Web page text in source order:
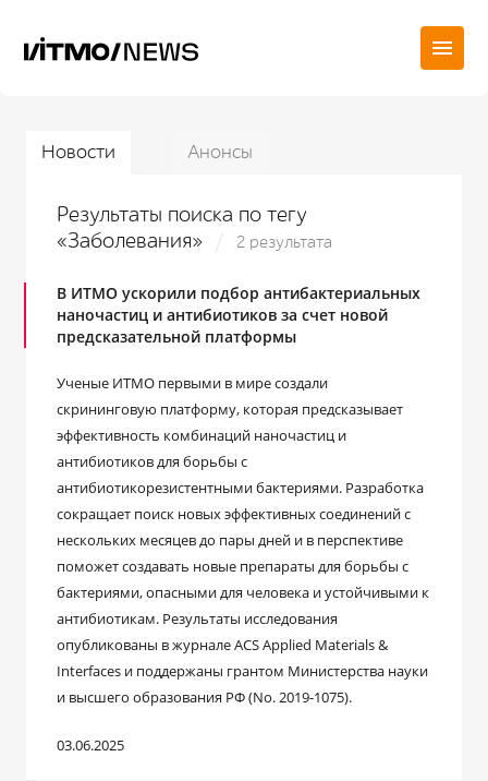
Новости Анонсы
Результаты поиска по тегу
«Заболевания»
2 результата
В ИТМО ускорили подбор антибактериальных
наночастиц и антибиотиков за счет новой
предсказательной платформы
Ученые ИТМО первыми в мире создали
скрининговую платформу, которая предсказывает
эффективность комбинаций наночастиц и
антибиотиков для борьбы с
антибиотикорезистентными бактериями. Разработка
сокращает поиск новых эффективных соединений с
нескольких месяцев до пары дней и в перспективе
поможет создавать новые препараты для борьбы с
бактериями, опасными для человека и устойчивыми к
антибиотикам. Результаты исследования
опубликованы в журнале ACS Applied Materials &
Interfaces и поддержаны грантом Министерства науки
и высшего образования РФ (No. 2019-1075).
03.06.2025